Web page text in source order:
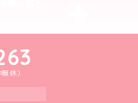
TikTok公式アカウント
ーみんX公式アカウント
どりーみんInstagram公式アカウント
めいどりーみんFacebook公式アカウン
めいどりーみんYouTube公式アカ
休）